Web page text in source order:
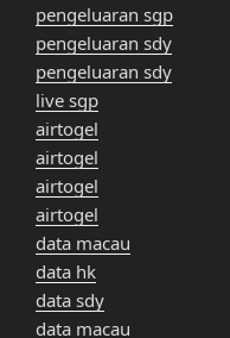
pengeluaran sgp
pengeluaran sdy
pengeluaran sdy
live sgp
airtogel
airtogel
airtogel
airtogel
data macau
data hk
data sdy
data macau